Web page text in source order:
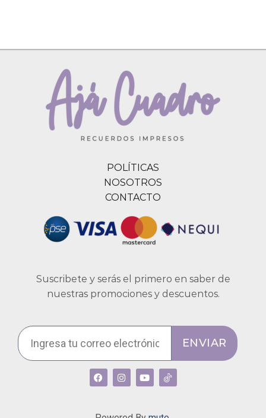
POLÍTICAS
NOSOTROS
CONTACTO
Suscribete y serás el primero en saber de
nuestras promociones y descuentos.
ENVIAR